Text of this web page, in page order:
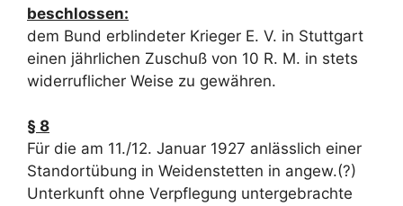
beschlossen:
dem Bund erblindeter Krieger E. V. in Stuttgart
einen jährlichen Zuschuß von 10 R. M. in stets
widerruflicher Weise zu gewähren.
§ 8
Für die am 11./12. Januar 1927 anlässlich einer
Standortübung in Weidenstetten in angew.(?)
Unterkunft ohne Verpflegung untergebrachte